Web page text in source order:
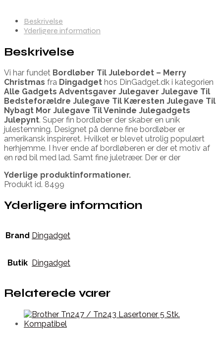
Beskrivelse
Yderligere information
Beskrivelse
Vi har fundet Bordløber Til Julebordet – Merry
Christmas fra Dingadget hos DinGadget.dk i kategorien
Alle Gadgets Adventsgaver Julegaver Julegave Til
Bedsteforældre Julegave Til Kæresten Julegave Til
Nybagt Mor Julegave Til Veninde Julegadgets
Julepynt. Super fin bordløber der skaber en unik
julestemning. Designet på denne fine bordløber er
amerikansk inspireret. Hvilket er blevet utrolig populært
herhjemme. I hver ende af bordløberen er der et motiv af
en rød bil med lad. Samt fine juletræer. Der er der
Yderlige produktinformationer.
Produkt id. 8499
Yderligere information
Brand Dingadget
Butik Dingadget
Relaterede varer